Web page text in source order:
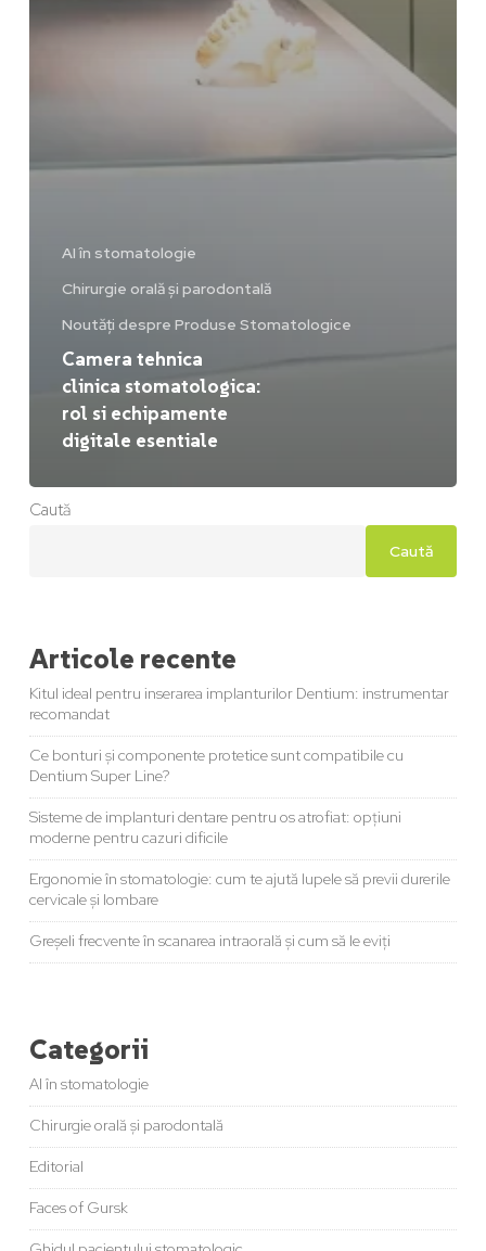
AI în stomatologie
Chirurgie orală și parodontală
Noutăți despre Produse Stomatologice
Camera tehnica
clinica stomatologica:
rol si echipamente
digitale esentiale
Caută
Caută
Articole recente
Kitul ideal pentru inserarea implanturilor Dentium: instrumentar
recomandat
Ce bonturi și componente protetice sunt compatibile cu
Dentium Super Line?
Sisteme de implanturi dentare pentru os atrofiat: opțiuni
moderne pentru cazuri dificile
Ergonomie în stomatologie: cum te ajută lupele să previi durerile
cervicale și lombare
Greșeli frecvente în scanarea intraorală și cum să le eviți
Categorii
AI în stomatologie
Chirurgie orală și parodontală
Editorial
Faces of Gursk